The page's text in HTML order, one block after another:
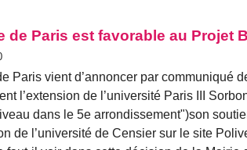
de Paris est favorable au Projet
Paris vient d’annoncer par communiqué
l’extension de l’université Paris III
dans le 5e arrondissement")son
de l’université de Censier sur le site